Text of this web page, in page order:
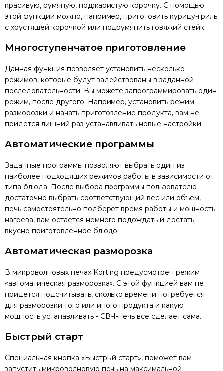
красивую, румяную, поджаристую корочку. С помощью
этой функции можно, например, приготовить курицу-гриль
с хрустящей корочкой или подрумянить говяжий стейк.
Многоступенчатое приготовление
Данная функция позволяет установить несколько
режимов, которые будут задействованы в заданной
последовательности. Вы можете запрограммировать один
режим, после другого. Например, установить режим
разморозки и начать приготовление продукта, вам не
придется лишний раз устанавливать новые настройки.
Автоматические программы
Заданные программы позволяют выбрать один из
наиболее подходящих режимов работы в зависимости от
типа блюда. После выбора программы пользователю
достаточно выбрать соответствующий вес или объем,
печь самостоятельно подберет время работы и мощность
нагрева, вам остается немного подождать и достать
вкусно приготовленное блюдо.
Автоматическая разморозка
В микроволновых печах Korting предусмотрен режим
«автоматическая разморозка». С этой функцией вам не
придется подсчитывать, сколько времени потребуется
для разморозки того или иного продукта и какую
мощность устанавливать - СВЧ-печь все сделает сама.
Быстрый старт
Специальная кнопка «Быстрый старт», поможет вам
запустить микроволновую печь на максимальной